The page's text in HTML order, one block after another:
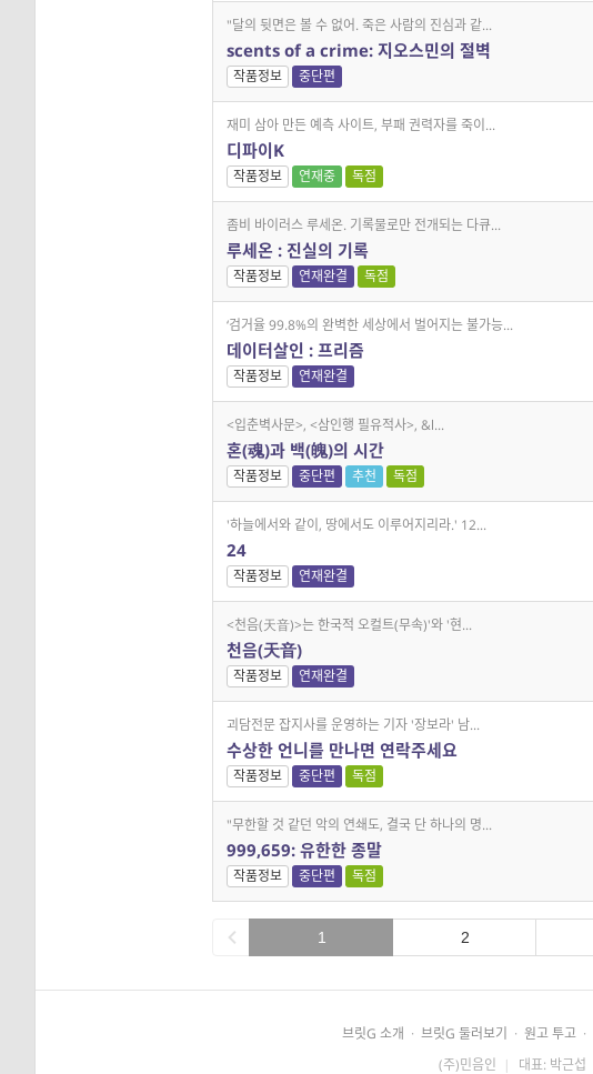
"달의 뒷면은 볼 수 없어. 죽은 사람의 진심과 같...
scents of a crime: 지오스민의 절벽
작품정보 중단편
재미 삼아 만든 예측 사이트, 부패 권력자를 죽이...
디파이K
작품정보 연재중 독점
좀비 바이러스 루세온. 기록물로만 전개되는 다큐...
루세온 : 진실의 기록
작품정보 연재완결 독점
‘검거율 99.8%의 완벽한 세상에서 벌어지는 불가능...
데이터살인 : 프리즘
작품정보 연재완결
<입춘벽사문>, <삼인행 필유적사>, &l...
혼(魂)과 백(魄)의 시간
작품정보 중단편 추천 독점
'하늘에서와 같이, 땅에서도 이루어지리라.' 12...
24
작품정보 연재완결
<천음(天音)>는 한국적 오컬트(무속)'와 '현...
천음(天音)
작품정보 연재완결
괴담전문 잡지사를 운영하는 기자 '장보라' 남...
수상한 언니를 만나면 연락주세요
작품정보 중단편 독점
"무한할 것 같던 악의 연쇄도, 결국 단 하나의 명...
999,659: 유한한 종말
작품정보 중단편 독점
1 2
브릿G 소개 · 브릿G 둘러보기 · 원고 투고 ·
(주)민음인 | 대표: 박근섭